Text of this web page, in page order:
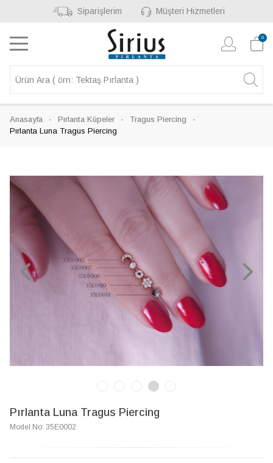
Siparişlerim Müşteri Hizmetleri
0
Anasayfa Pırlanta Küpeler
Tragus Piercing
Pırlanta Luna Tragus Piercing
Pırlanta Luna Tragus Piercing
Model No: 35E0002